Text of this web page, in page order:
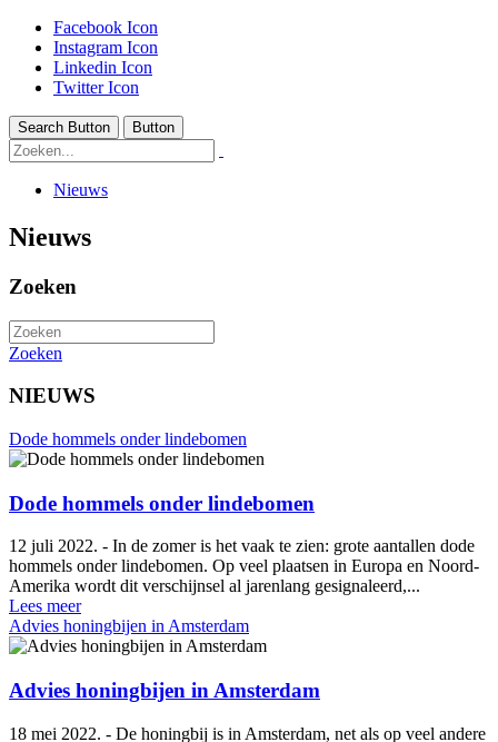
Facebook Icon
Instagram Icon
Linkedin Icon
Twitter Icon
Search Button Button
Nieuws
Nieuws
Zoeken
Zoeken
NIEUWS
Dode hommels onder lindebomen
Dode hommels onder lindebomen
12 juli 2022. - In de zomer is het vaak te zien: grote aantallen dode
hommels onder lindebomen. Op veel plaatsen in Europa en Noord-
Amerika wordt dit verschijnsel al jarenlang gesignaleerd,...
Lees meer
Advies honingbijen in Amsterdam
Advies honingbijen in Amsterdam
18 mei 2022. - De honingbij is in Amsterdam, net als op veel andere